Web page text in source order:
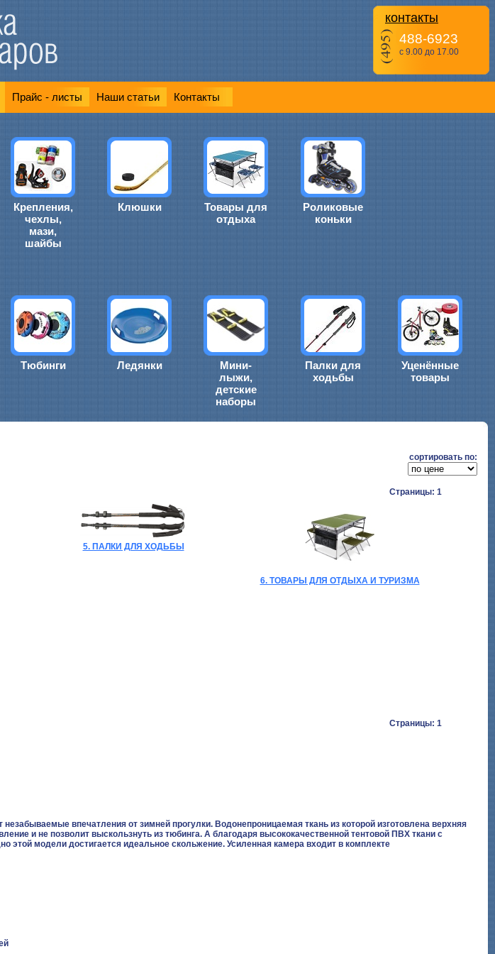
контакты
488-6923
с 9.00 до 17.00
Прайс - листы Наши статьи Контакты
Крепления,
чехлы,
мази,
шайбы
Клюшки
Товары для
отдыха
Роликовые
коньки
Тюбинги Ледянки
Мини-
лыжи,
детские
наборы
Палки для
ходьбы
Уценённые
товары
cортировать по:
Страницы: 1
5. ПАЛКИ ДЛЯ ХОДЬБЫ
6. ТОВАРЫ ДЛЯ ОТДЫХА И ТУРИЗМА
Страницы: 1
незабываемые впечатления от зимней прогулки. Водонепроницаемая ткань из которой изготовлена верхняя
и не позволит выскользнуть из тюбинга. А благодаря высококачественной тентовой ПВХ ткани с
этой модели достигается идеальное скольжение. Усиленная камера входит в комплекте